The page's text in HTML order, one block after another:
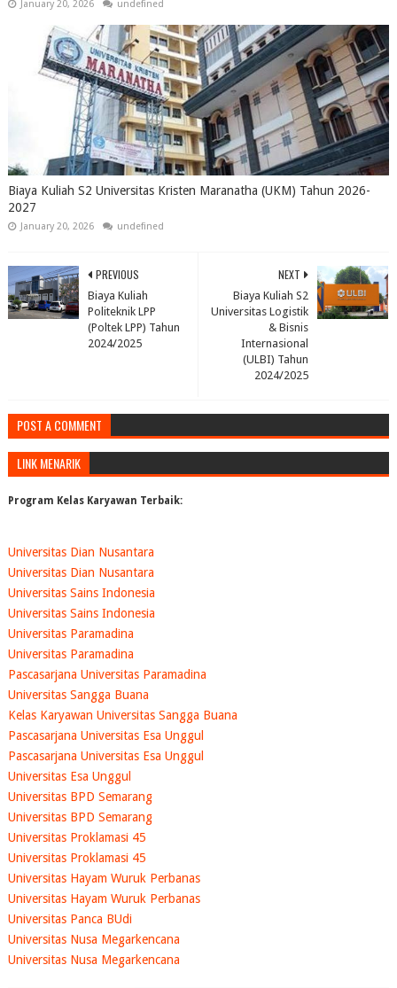
January 20, 2026 undefined
Biaya Kuliah S2 Universitas Kristen Maranatha (UKM) Tahun 2026-
2027
January 20, 2026 undefined
NEXT
Biaya Kuliah S2
Universitas Logistik
& Bisnis
Internasional
(ULBI) Tahun
2024/2025
PREVIOUS
Biaya Kuliah
Politeknik LPP
(Poltek LPP) Tahun
2024/2025
POST A COMMENT
LINK MENARIK
Program Kelas Karyawan Terbaik:
Universitas Dian Nusantara
Universitas Dian Nusantara
Universitas Sains Indonesia
Universitas Sains Indonesia
Universitas Paramadina
Universitas Paramadina
Pascasarjana Universitas Paramadina
Universitas Sangga Buana
Kelas Karyawan Universitas Sangga Buana
Pascasarjana Universitas Esa Unggul
Pascasarjana Universitas Esa Unggul
Universitas Esa Unggul
Universitas BPD Semarang
Universitas BPD Semarang
Universitas Proklamasi 45
Universitas Proklamasi 45
Universitas Hayam Wuruk Perbanas
Universitas Hayam Wuruk Perbanas
Universitas Panca BUdi
Universitas Nusa Megarkencana
Universitas Nusa Megarkencana